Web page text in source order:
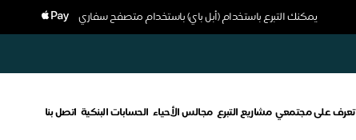
يمكنك التبرع باستخدام (أبل باي) باستخدام متصفح سفاري
تعرف على مجتمعي مشاريع التبرع مجالس الأحياء الحسابات البنكية اتصل بنا